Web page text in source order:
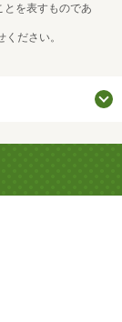
を表すものであ
ださい。